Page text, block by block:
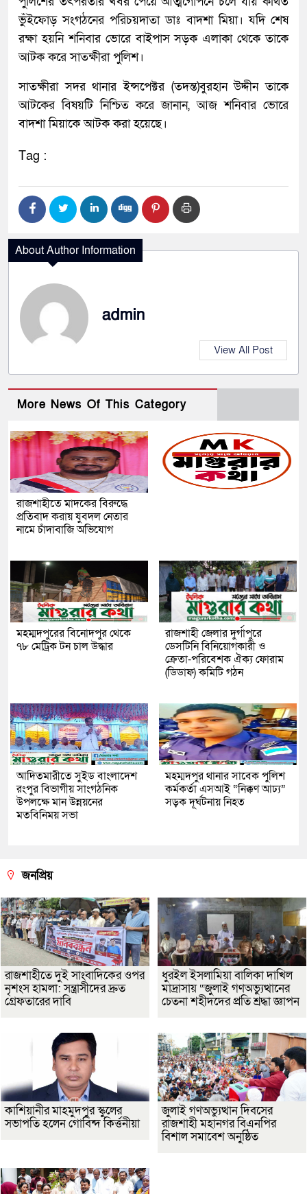
ভুঁইফোড় সংগঠনের পরিচয়দাতা ডাঃ বাদশা মিয়া। যদি শেষ
রক্ষা হয়নি শনিবার ভোরে বাইপাস সড়ক এলাকা থেকে তাকে
আটক করে সাতক্ষীরা পুলিশ।
সাতক্ষীরা সদর থানার ইন্সপেক্টর (তদন্ত)বুরহান উদ্দীন তাকে
আটকের বিষয়টি নিশ্চিত করে জানান, আজ শনিবার ভোরে
বাদশা মিয়াকে আটক করা হয়েছে।
Tag :
About Author Information
admin
View All Post
More News Of This Category
রাজশাহীতে মাদকের বিরুদ্ধে
প্রতিবাদ করায় যুবদল নেতার
নামে চাঁদাবাজি অভিযোগ
মহম্মদপুরের বিনোদপুর থেকে
৭৮ মেট্রিক টন চাল উদ্ধার
রাজশাহী জেলার দুর্গাপুরে
ডেসটিনি বিনিয়োগকারী ও
ক্রেতা-পরিবেশক ঐক্য ফোরাম
(ডিডাফ) কমিটি গঠন
আদিতমারীতে সুইড বাংলাদেশ
রংপুর বিভাগীয় সাংগঠনিক
উপলক্ষে মান উন্নয়নের
মতবিনিময় সভা
মহম্মদপুর থানার সাবেক পুলিশ
কর্মকর্তা এসআই “নিক্কণ আঢ্য”
সড়ক দূর্ঘটনায় নিহত
জনপ্রিয়
রাজশাহীতে দুই সাংবাদিকের ওপর
নৃশংস হামলা: সন্ত্রাসীদের দ্রুত
গ্রেফতারের দাবি
ধুরইল ইসলামিয়া বালিকা দাখিল
মাদ্রাসায় “জুলাই গণঅভ্যুত্থানের
চেতনা শহীদদের প্রতি শ্রদ্ধা জ্ঞাপন
কাশিয়ানীর মাহমুদপুর স্কুলের
সভাপতি হলেন গোবিন্দ কির্ত্তনীয়া
জুলাই গণঅভ্যুত্থান দিবসের
রাজশাহী মহানগর বিএনপির
বিশাল সমাবেশ অনুষ্ঠিত